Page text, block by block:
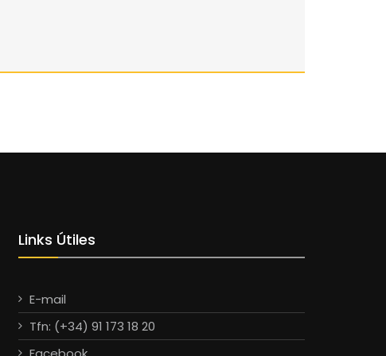
Links Útiles
E-mail
Tfn: (+34) 91 173 18 20